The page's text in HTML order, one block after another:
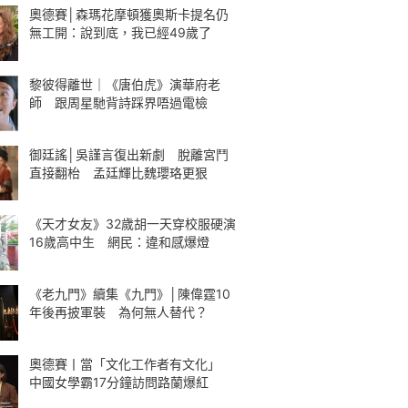
奧德賽│森瑪花摩頓獲奧斯卡提名仍
無工開：說到底，我已經49歲了
黎彼得離世｜《唐伯虎》演華府老
師 跟周星馳背詩踩界唔過電檢
御廷謠│吳謹言復出新劇 脫離宮鬥
直接翻枱 孟廷輝比魏瓔珞更狠
《天才女友》32歲胡一天穿校服硬演
16歲高中生 網民：違和感爆燈
《老九門》續集《九門》│陳偉霆10
年後再披軍裝 為何無人替代？
奧德賽丨當「文化工作者有文化」
中國女學霸17分鐘訪問路蘭爆紅